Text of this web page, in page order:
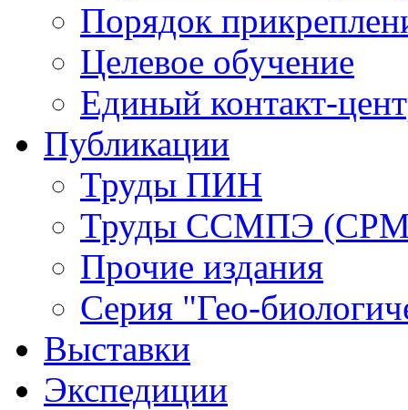
Порядок
Целевое обучение
Единый контакт-
Публикации
Труды ПИН
Труды ССМПЭ
Прочие издания
Серия "Гео-
Выставки
Экспедиции